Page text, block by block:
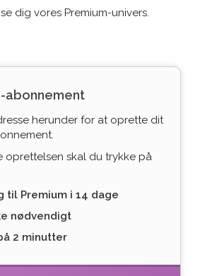
dig vores Premium-univers.
abonnement
herunder for at oprette dit
skal du trykke på
til Premium i 14 dage
nødvendigt
2 minutter